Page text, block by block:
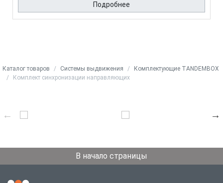
Подробнее
Каталог товаров Системы выдвижения
Комплектующие TANDEMBOX
Комплект синхронизации направляющих
В начало страницы